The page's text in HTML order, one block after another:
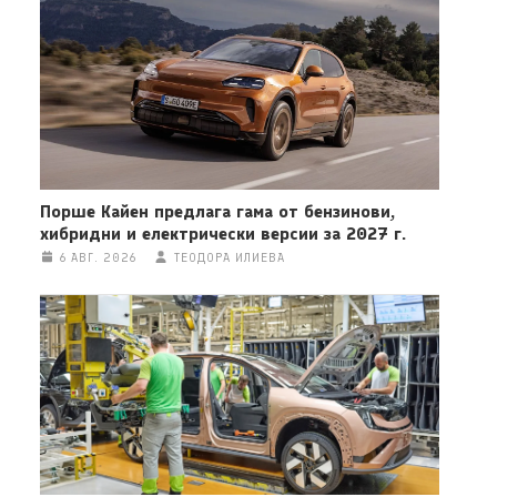
Порше Кайен предлага гама от бензинови,
хибридни и електрически версии за 2027 г.
6 АВГ. 2026 ТЕОДОРА ИЛИЕВА